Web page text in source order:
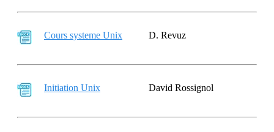
Cours systeme Unix D. Revuz
Initiation Unix David Rossignol